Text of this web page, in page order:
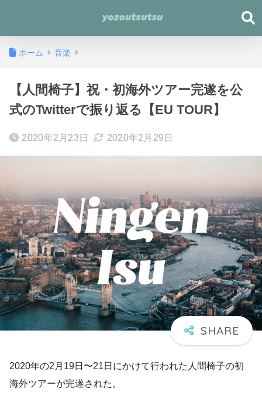
ホーム 音楽
【人間椅子】祝・初海外ツアー完遂を公
式のTwitterで振り返る【EU TOUR】
2020年2月23日 2020年2月29日
2020年の2月19日〜21日にかけて行われた人間椅子の初
海外ツアーが完遂された。